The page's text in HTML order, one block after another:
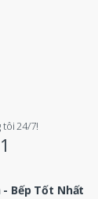
24/7!
Bếp Tốt Nhất